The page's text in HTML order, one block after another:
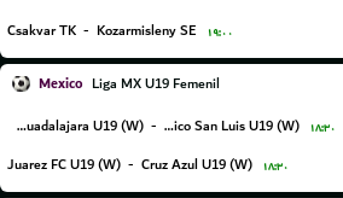
Csakvar TK - Kozarmisleny SE ۱۹:۰۰
Mexico Liga MX U19 Femenil
Atlas Guadalajara U19 (W) - Atletico San Luis U19 (W) ۱۸:۳۰
Juarez FC U19 (W) - Cruz Azul U19 (W) ۱۸:۳۰